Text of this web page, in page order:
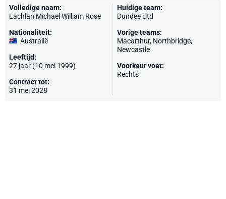
Volledige naam:
Lachlan Michael William Rose
Nationaliteit:
Australië
Leeftijd:
27 jaar (10 mei 1999)
Contract tot:
31 mei 2028
Huidige team:
Dundee Utd
Vorige teams:
Macarthur, Northbridge,
Newcastle
Voorkeur voet:
Rechts